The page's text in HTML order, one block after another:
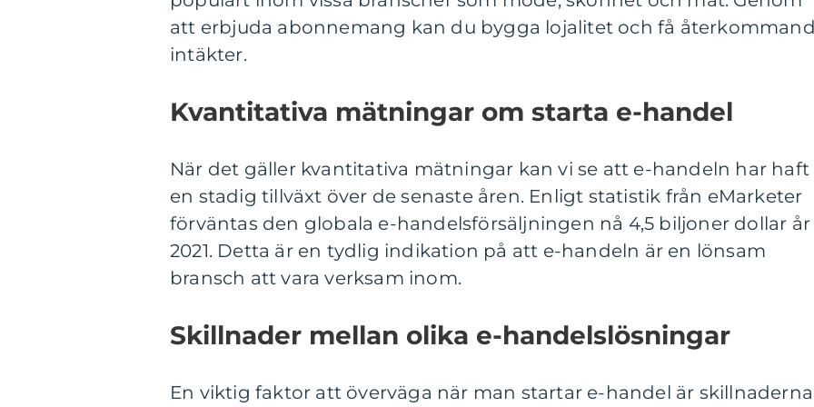
att erbjuda abonnemang kan du bygga lojalitet och få
intäkter.
Kvantitativa mätningar om starta e-handel
När det gäller kvantitativa mätningar kan vi se att e-handeln har haft
en stadig tillväxt över de senaste åren. Enligt statistik från eMarketer
förväntas den globala e-handelsförsäljningen nå 4,5 biljoner dollar år
2021. Detta är en tydlig indikation på att e-handeln är en lönsam
bransch att vara verksam inom.
Skillnader mellan olika e-handelslösningar
En viktig faktor att överväga när man startar e-handel är skillnaderna